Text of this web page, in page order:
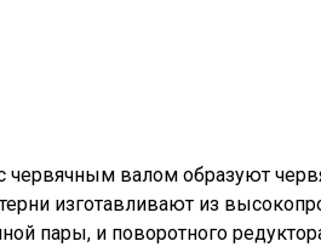
валом образуют
изготавливают из
пары, и поворотного